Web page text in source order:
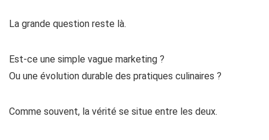
La grande question reste là.
Est-ce une simple vague marketing ?
Ou une évolution durable des pratiques culinaires ?
Comme souvent, la vérité se situe entre les deux.